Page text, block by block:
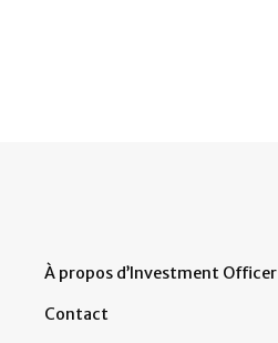
À propos d’Investment Officer
Contact